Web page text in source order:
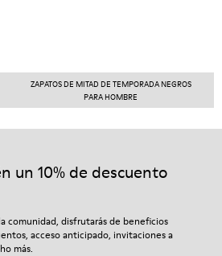
ZAPATOS DE MITAD DE TEMPORADA NEGROS
PARA HOMBRE
un 10% de descuento
comunidad, disfrutarás de beneficios
acceso anticipado, invitaciones a
más.